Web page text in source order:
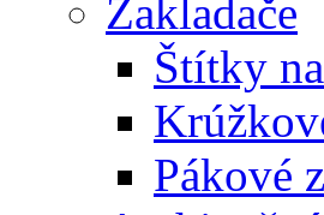
Zakladače
Štítky
Pákové